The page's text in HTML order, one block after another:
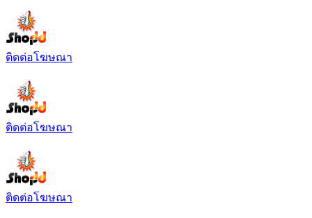
ติดต่อโฆษณา
ติดต่อโฆษณา
ติดต่อโฆษณา